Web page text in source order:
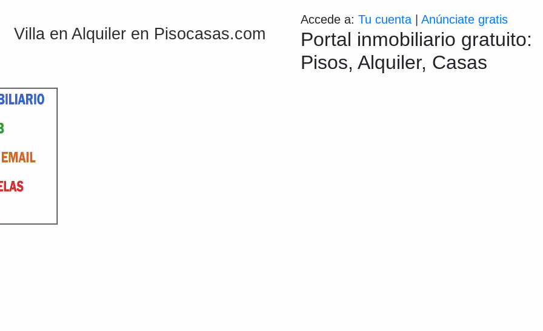
Villa en Alquiler en Pisocasas.com
Accede a: Tu cuenta| Anúnciate gratis
Portal inmobiliario gratuito:
Pisos, Alquiler, Casas